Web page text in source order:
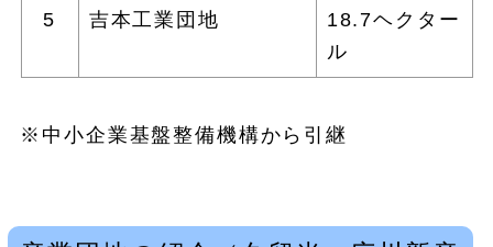
5 吉本工業団地
18.7ヘクター
ル
※中小企業基盤整備機構から引継